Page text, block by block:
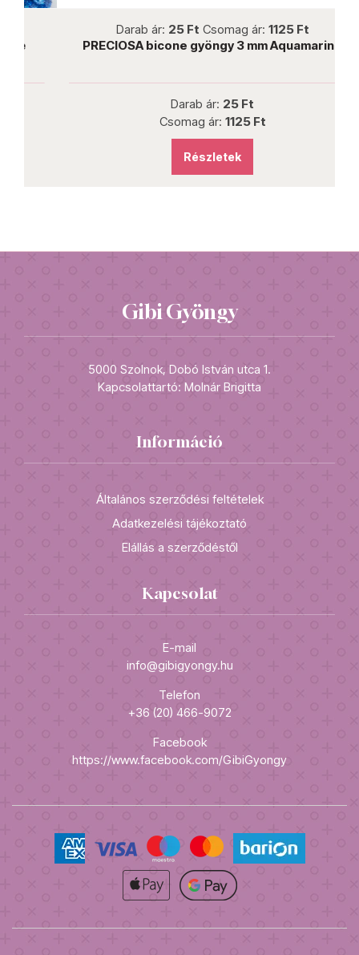
Darab ár:25 Ft Csomag ár:1125 Ft
PRECIOSA bicone gyöngy 3 mm Aquamarine
Darab ár:25 Ft
Csomag ár:1125 Ft
Részletek
Gibi Gyöngy
5000 Szolnok, Dobó István utca 1.
Kapcsolattartó: Molnár Brigitta
Információ
Általános szerződési feltételek
Adatkezelési tájékoztató
Elállás a szerződéstől
Kapcsolat
E-mail
info@gibigyongy.hu
Telefon
+36 (20) 466-9072
Facebook
https://www.facebook.com/GibiGyongy